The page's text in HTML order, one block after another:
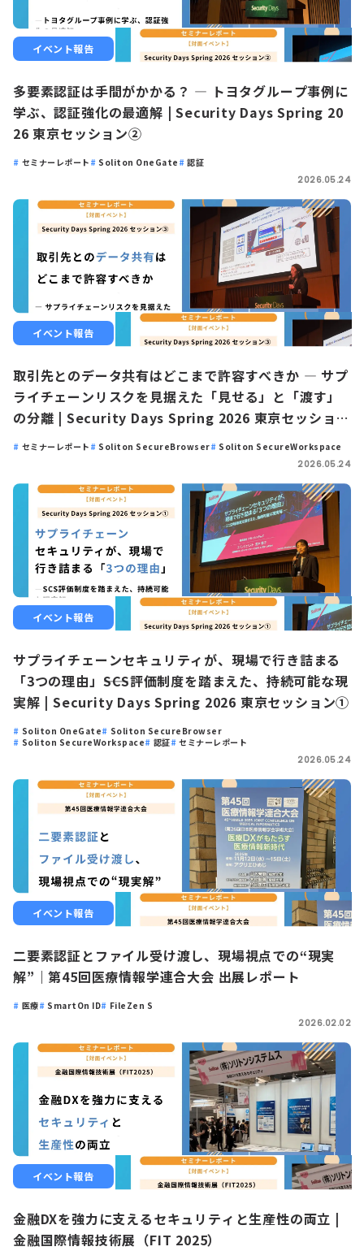
イベント報告
多要素認証は手間がかかる？ ― トヨタグループ事例に
学ぶ、認証強化の最適解 | Security Days Spring 20
26 東京セッション②
セミナーレポート Soliton OneGate
認証
2026.05.24
イベント報告
取引先とのデータ共有はどこまで許容すべきか ― サプ
ライチェーンリスクを見据えた「見せる」と「渡す」
の分離 | Security Days Spring 2026 東京セッション
③セミナーレポート Soliton SecureBrowser
Soliton SecureWorkspace
2026.05.24
イベント報告
サプライチェーンセキュリティが、現場で行き詰まる
「3つの理由」――SCS評価制度を踏まえた、持続可能な現
実解 | Security Days Spring 2026 東京セッション①
Soliton OneGate
Soliton SecureBrowser
Soliton SecureWorkspace
認証
セミナーレポート
2026.05.24
イベント報告
二要素認証とファイル受け渡し、現場視点での“現実
解”｜第45回医療情報学連合大会 出展レポート
医療 SmartOn ID
FileZen S
2026.02.02
イベント報告
金融DXを強力に支えるセキュリティと生産性の両立 |
金融国際情報技術展（FIT 2025）